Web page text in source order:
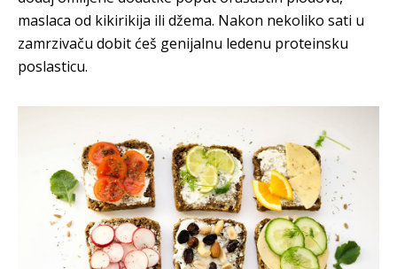
maslaca od kikirikija ili džema. Nakon nekoliko sati u
zamrzivaču dobit ćeš genijalnu ledenu proteinsku
poslasticu.